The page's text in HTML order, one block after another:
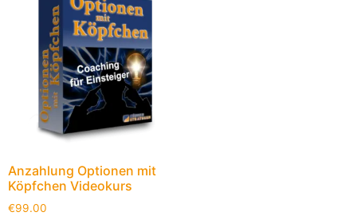
Anzahlung Optionen mit
Köpfchen Videokurs
€99.00